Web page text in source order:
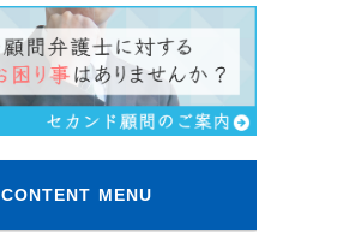
CONTENT MENU